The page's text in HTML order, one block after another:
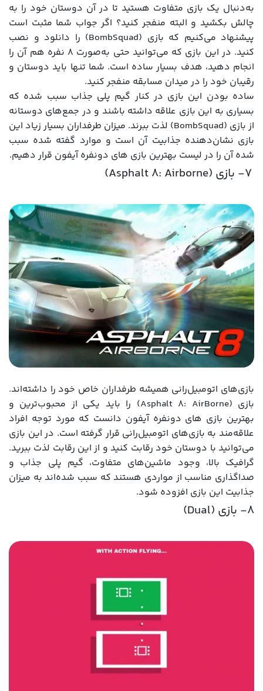
به‌دنبال یک بازی متفاوت هستید تا در آن دوستان خود را به
چالش بکشید و البته منفجر کنید؟ اگر جواب شما مثبت است
پیشنهاد می‌کنیم که بازی (BombSquad) را دانلود و نصب
کنید. در این بازی که می‌توانید حتی به‌صورت 8 نفره هم آن را
انجام دهید، هدف بسیار ساده است. شما تنها باید دوستان و
رقیبان خود را در میدان مسابقه منفجر کنید.
ساده بودن این بازی در کنار گیم پلی جذاب سبب شده که
بسیاری به این بازی علاقه داشته باشند و در جمع‌های دوستانه
از بازی (BombSquad) لذت ببرند. میزان طرفداران بسیار زیاد این
بازی نشان‌دهنده جذابیت آن است و موارد گفته شده سبب
شده آن را در لیست بهترین بازی های دونفره آیفون قرار دهیم.
بازی‌های اتومبیل‌رانی همیشه طرفداران خاص خود را داشته‌اند.
بازی (Asphalt 8: AirBorne) را باید یکی از محبوب‌ترین و
بهترین بازی های دونفره آیفون دانست که مورد توجه افراد
علاقه‌مند به بازی‌های اتومبیل‌رانی قرار گرفته است. در این بازی
می‌توانید با دوستان خود رقابت کنید و از این رقابت لذت ببرید.
گرافیک بالا، وجود ماشین‌های متفاوت، گیم پلی جذاب و
صداگذاری مناسب از مواردی هستند که سبب شده‌اند به میزان
جذابیت این بازی افزوده شود.
8- بازی (Dual)